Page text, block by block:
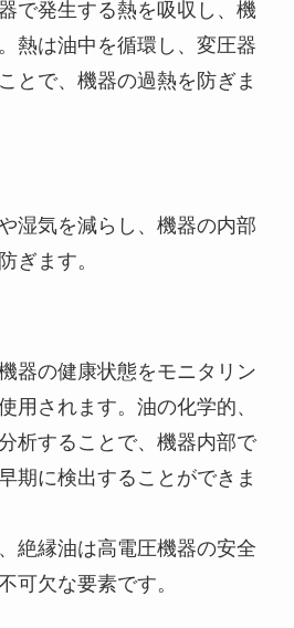
で発生する熱を吸収し、機
熱は油中を循環し、変圧器
とで、機器の過熱を防ぎま
湿気を減らし、機器の内部
ぎます。
器の健康状態をモニタリン
用されます。油の化学的、
析することで、機器内部で
期に検出することができま
絶縁油は高電圧機器の安全
可欠な要素です。